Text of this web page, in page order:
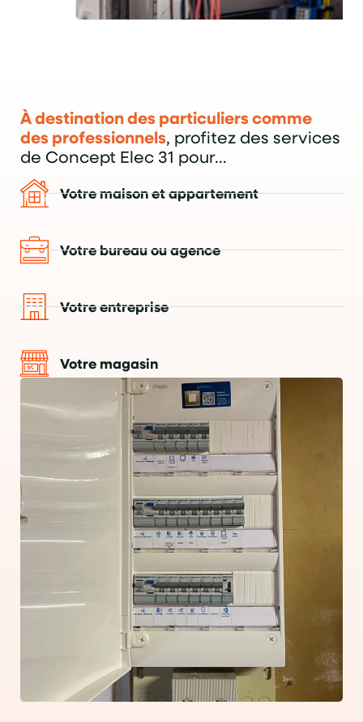
À destination des particuliers comme
des professionnels, profitez des services
de Concept Elec 31 pour…
Votre maison et appartement
Votre bureau ou agence
Votre entreprise
Votre magasin